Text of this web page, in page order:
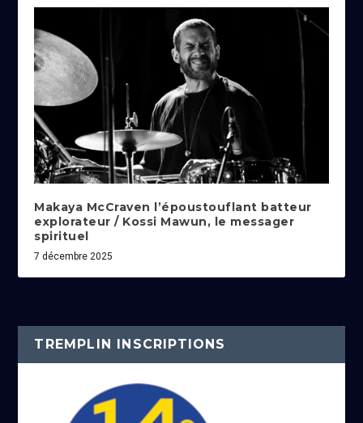
Makaya McCraven l’époustouflant batteur
explorateur / Kossi Mawun, le messager
spirituel
7 décembre 2025
TREMPLIN INSCRIPTIONS